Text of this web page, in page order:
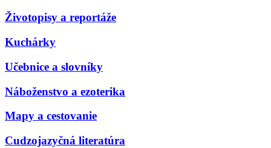
Životopisy a reportáže
Kuchárky
Učebnice a slovníky
Náboženstvo a ezoterika
Mapy a cestovanie
Cudzojazyčná literatúra